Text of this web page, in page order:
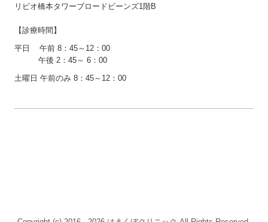
リビオ橋本タワーブロードビーンズ1階B
【診療時間】
平日 午前 8：45～12：00
午後 2：45～ 6：00
土曜日 午前のみ 8：45～12：00